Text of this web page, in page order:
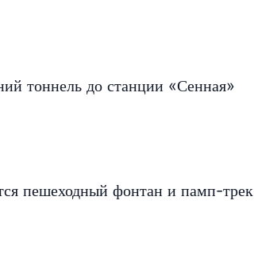
тоннель до станции «Сенная»
пешеходный фонтан и памп-трек